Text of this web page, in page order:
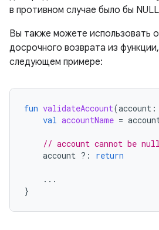
в противном случае было бы
Вы также можете использовать
досрочного возврата из
следующем примере:
fun validateAccount(account :
val accountName =
// account cannot be
account ?: return
...
}